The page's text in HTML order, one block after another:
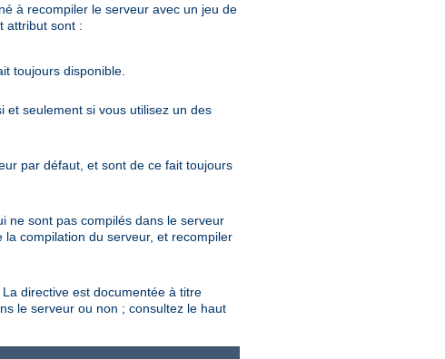
à recompiler le serveur avec un jeu de
attribut sont :
toujours disponible.
et seulement si vous utilisez un des
par défaut, et sont de ce fait toujours
ne sont pas compilés dans le serveur
compilation du serveur, et recompiler
directive est documentée à titre
le serveur ou non ; consultez le haut